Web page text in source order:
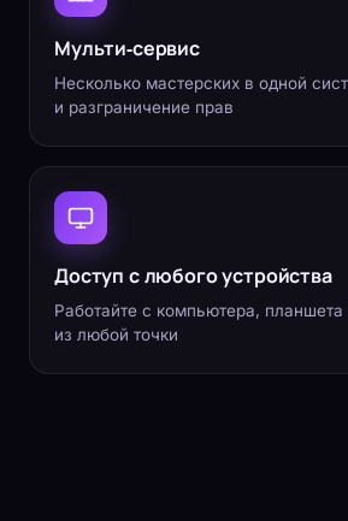
Мульти-сервис
Несколько мастерских в одной
и разграничение прав
Доступ с любого устройства
Работайте с компьютера,
из любой точки